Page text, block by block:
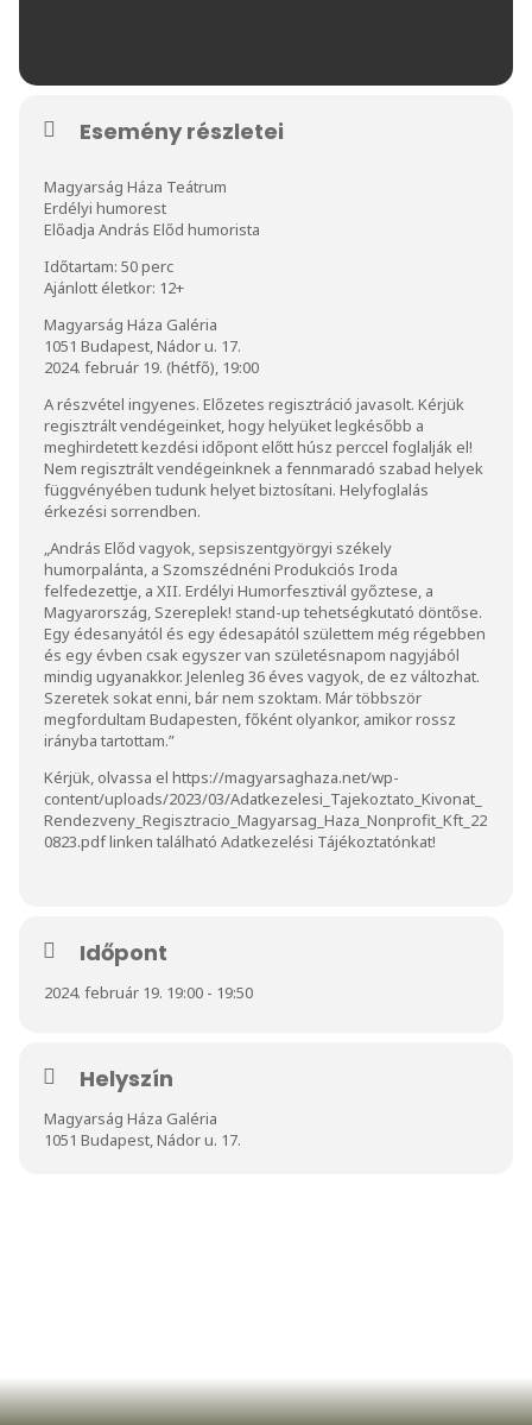
Esemény részletei
Magyarság Háza Teátrum
Erdélyi humorest
Előadja András Előd humorista
Időtartam: 50 perc
Ajánlott életkor: 12+
Magyarság Háza Galéria
1051 Budapest, Nádor u. 17.
2024. február 19. (hétfő), 19:00
A részvétel ingyenes. Előzetes regisztráció javasolt. Kérjük
regisztrált vendégeinket, hogy helyüket legkésőbb a
meghirdetett kezdési időpont előtt húsz perccel foglalják el!
Nem regisztrált vendégeinknek a fennmaradó szabad helyek
függvényében tudunk helyet biztosítani. Helyfoglalás
érkezési sorrendben.
„András Előd vagyok, sepsiszentgyörgyi székely
humorpalánta, a Szomszédnéni Produkciós Iroda
felfedezettje, a XII. Erdélyi Humorfesztivál győztese, a
Magyarország, Szereplek! stand-up tehetségkutató döntőse.
Egy édesanyától és egy édesapától születtem még régebben
és egy évben csak egyszer van születésnapom nagyjából
mindig ugyanakkor. Jelenleg 36 éves vagyok, de ez változhat.
Szeretek sokat enni, bár nem szoktam. Már többször
megfordultam Budapesten, főként olyankor, amikor rossz
irányba tartottam.”
Kérjük, olvassa el https://magyarsaghaza.net/wp-
content/uploads/2023/03/Adatkezelesi_Tajekoztato_Kivonat_
Rendezveny_Regisztracio_Magyarsag_Haza_Nonprofit_Kft_22
0823.pdflinken található Adatkezelési Tájékoztatónkat!
Időpont
2024. február 19. 19:00 - 19:50
Helyszín
Magyarság Háza Galéria
1051 Budapest, Nádor u. 17.